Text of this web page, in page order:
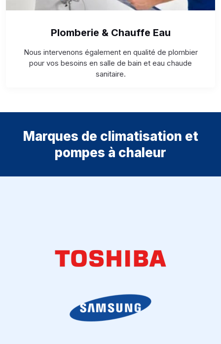
Plomberie & Chauffe Eau
Nous intervenons également en qualité de plombier
pour vos besoins en salle de bain et eau chaude
sanitaire.
Marques de climatisation et
pompes à chaleur